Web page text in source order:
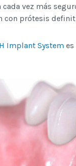
cada vez más
con prótesis
Implant System